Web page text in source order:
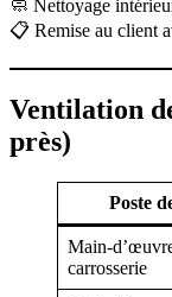
🧼 Nettoyage
📋 Remise au client
Ventilation
près)
Poste
Main-
carrosserie